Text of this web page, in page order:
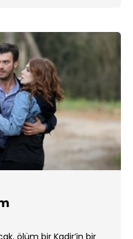
ölüm bir Kadir’in bir